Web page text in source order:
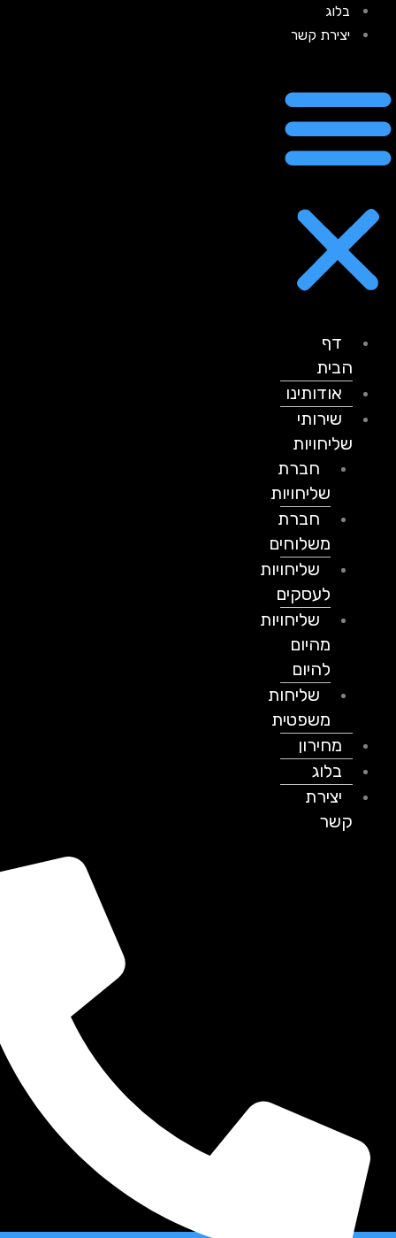
בלוג
יצירת קשר
דף
הבית
אודותינו
שירותי
שליחויות
חברת
שליחויות
חברת
משלוחים
שליחויות
לעסקים
שליחויות
מהיום
להיום
שליחות
משפטית
מחירון
בלוג
יצירת
קשר